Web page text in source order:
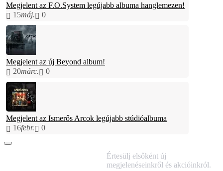
Megjelent az F.O.System legújabb albuma hanglemezen!
15máj. 0
Megjelent az új Beyond album!
20márc. 0
Megjelent az Ismerős Arcok legújabb stúdióalbuma
16febr. 0
Értesülj elsőként új
megjelenéseinkről és akcióinkról.